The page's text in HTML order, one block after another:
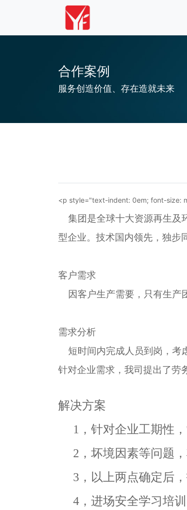
合作案例
服务创造价值、存在造就未来
<p style="text-indent: 0em; font-size:
集团是全球十大资源再生及
型企业。技术国内领先，独步
客户需求
因客户生产需要，只有生产
需求分析
短时间内完成人员到岗，考
针对企业需求，我司提出了劳
解决方案
1，针对企业工期性，
2，坏境因素等问题，
3，以上两点确定后，
4，进场安全学习培训